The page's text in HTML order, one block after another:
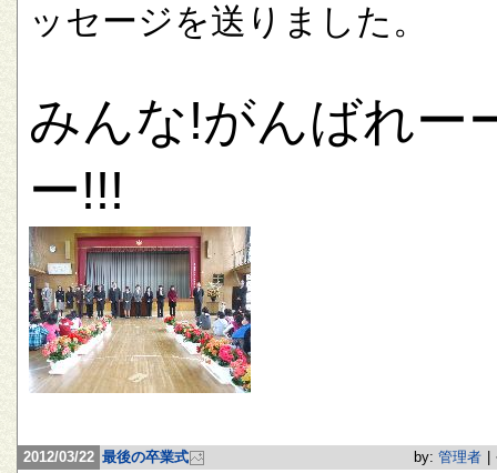
ッセージを送りました。
みんな!がんばれー
ー!!!
2012/03/22 最後の卒業式 by: 管理者